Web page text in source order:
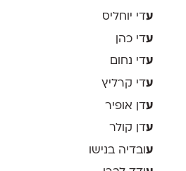
עדי יוחליס
עדי כהן
עדי נחום
עדי קרליץ
עדן אופיר
עדן קולר
ע ובדיה בנישו